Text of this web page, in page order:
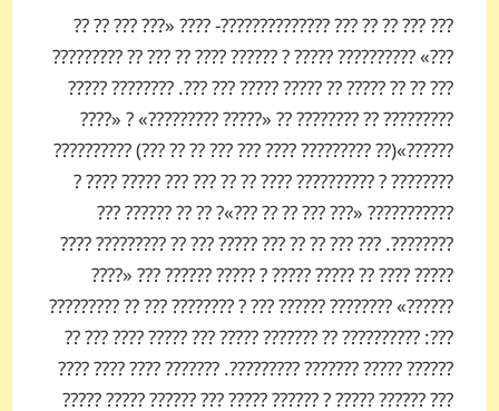
??? ??? ?? ?? ??? ??????????????- ???? «??? ??? ?? ??
???» ?????????? ????? ? ?????? ???? ?? ??? ?? ?????????
??? ?? ?? ????? ?? ????? ????? ??? ???. ???????? ?????
????????? ?? ???????? ?? «????? ?????????» ? «????
??????»(?? ????????? ???? ??? ??? ?? ?? ???) ??????????
???????? ? ?????????? ???? ?? ?? ??? ??? ????? ???? ?
??????????? «??? ??? ?? ?? ???»? ?? ?? ?????? ???
????????. ??? ??? ?? ?? ??? ????? ??? ?? ????????? ????
????? ???? ?? ????? ????? ? ????? ?????? ??? «????
??????» ???????? ?????? ??? ? ???????? ??? ?? ?????????
???: ?????????? ?? ??????? ????? ??? ????? ???? ??? ??
?????? ????? ??????? ?????????. ??????? ???? ???? ????
??? ?????? ????? ? ?????? ????? ??? ?????? ????? ?????